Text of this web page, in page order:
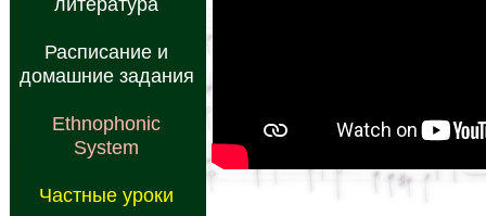
литература
Расписание и
домашние задания
Ethnophonic
System
Частные уроки